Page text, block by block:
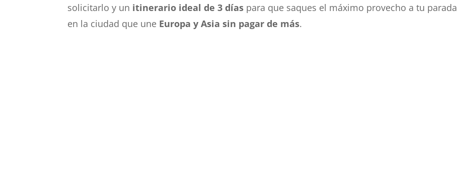
solicitarlo y un itinerario ideal de 3 días para que saques el máximo provecho a tu parada
en la ciudad que une Europa y Asia sin pagar de más.